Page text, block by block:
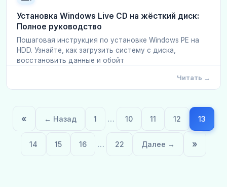
Установка Windows Live CD на жёсткий диск:
Полное руководство
Пошаговая инструкция по установке Windows PE на
HDD. Узнайте, как загрузить систему с диска,
восстановить данные и обойт
Читать →
« ← Назад 1 … 10 11 12 13
14 15 16 … 22 Далее → »